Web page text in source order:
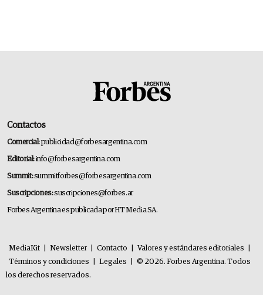
Contactos
Comercial:publicidad@forbesargentina.com
Editorial:info@forbesargentina.com
Summit:summitforbes@forbesargentina.com
Suscripciones:suscripciones@forbes.ar
Forbes Argentina es publicada por HT Media SA.
MediaKit Newsletter Contacto Valores y estándares editoriales
Términos y condiciones
Legales
© 2026. Forbes Argentina. Todos
los derechos reservados.